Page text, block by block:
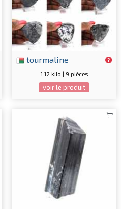
tourmaline
1.12 kilo | 9 pièces
voir le produit